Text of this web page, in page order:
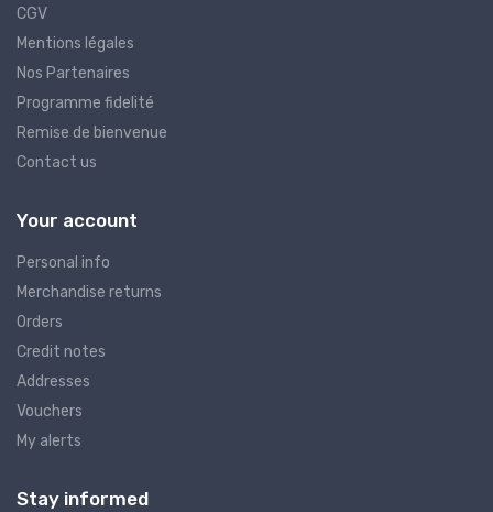
CGV
Mentions légales
Nos Partenaires
Programme fidelité
Remise de bienvenue
Contact us
Your account
Personal info
Merchandise returns
Orders
Credit notes
Addresses
Vouchers
My alerts
Stay informed